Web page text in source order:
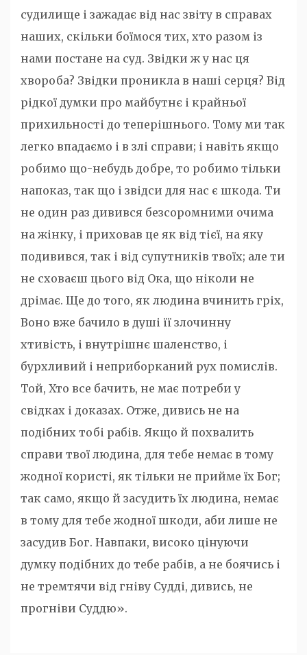
судилище і зажадає від нас звіту в справах
наших, скільки боїмося тих, хто разом із
нами постане на суд. Звідки ж у нас ця
хвороба? Звідки проникла в наші серця? Від
рідкої думки про майбутнє і крайньої
прихильності до теперішнього. Тому ми так
легко впадаємо і в злі справи; і навіть якщо
робимо що-небудь добре, то робимо тільки
напоказ, так що і звідси для нас є шкода. Ти
не один раз дивився безсоромними очима
на жінку, і приховав це як від тієї, на яку
подивився, так і від супутників твоїх; але ти
не сховаєш цього від Ока, що ніколи не
дрімає. Ще до того, як людина вчинить гріх,
Воно вже бачило в душі її злочинну
хтивість, і внутрішнє шаленство, і
бурхливий і неприборканий рух помислів.
Той, Хто все бачить, не має потреби у
свідках і доказах. Отже, дивись не на
подібних тобі рабів. Якщо й похвалить
справи твої людина, для тебе немає в тому
жодної користі, як тільки не прийме їх Бог;
так само, якщо й засудить їх людина, немає
в тому для тебе жодної шкоди, аби лише не
засудив Бог. Навпаки, високо цінуючи
думку подібних до тебе рабів, а не боячись і
не тремтячи від гніву Судді, дивись, не
прогніви Суддю».